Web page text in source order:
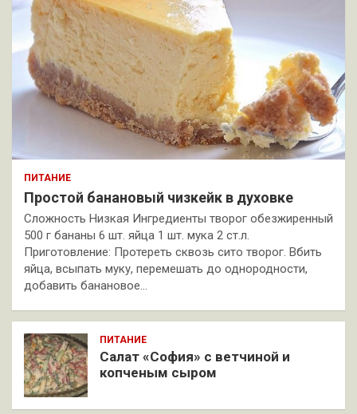
ПИТАНИЕ
Простой банановый чизкейк в духовке
Сложность Низкая Ингредиенты творог обезжиренный
500 г бананы 6 шт. яйца 1 шт. мука 2 ст.л.
Приготовление: Протереть сквозь сито творог. Вбить
яйца, всыпать муку, перемешать до однородности,
добавить банановое…
ПИТАНИЕ
Салат «София» с ветчиной и
копченым сыром